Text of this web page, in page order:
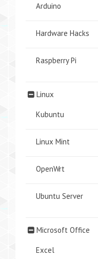
Arduino
Hardware Hacks
Raspberry Pi
Linux
Kubuntu
Linux Mint
OpenWrt
Ubuntu Server
Microsoft Office
Excel